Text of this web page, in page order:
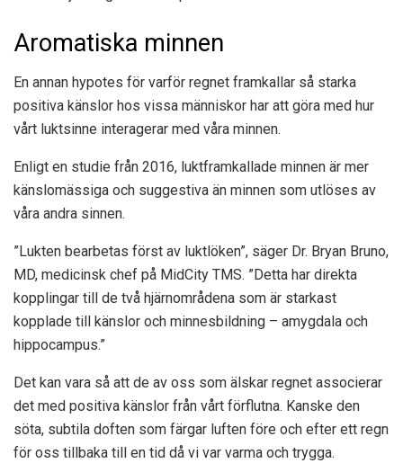
Aromatiska minnen
En annan hypotes för varför regnet framkallar så starka
positiva känslor hos vissa människor har att göra med hur
vårt luktsinne interagerar med våra minnen.
Enligt en studie från 2016, luktframkallade minnen är mer
känslomässiga och suggestiva än minnen som utlöses av
våra andra sinnen.
”Lukten bearbetas först av luktlöken”, säger Dr. Bryan Bruno,
MD, medicinsk chef på MidCity TMS. ”Detta har direkta
kopplingar till de två hjärnområdena som är starkast
kopplade till känslor och minnesbildning – amygdala och
hippocampus.”
Det kan vara så att de av oss som älskar regnet associerar
det med positiva känslor från vårt förflutna. Kanske den
söta, subtila doften som färgar luften före och efter ett regn
för oss tillbaka till en tid då vi var varma och trygga.